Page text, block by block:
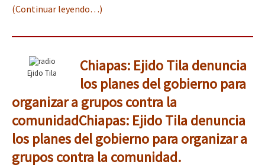
(Continuar leyendo…)
Ejido Tila
Chiapas: Ejido Tila denuncia
los planes del gobierno para
organizar a grupos contra la
comunidadChiapas: Ejido Tila denuncia
los planes del gobierno para organizar a
grupos contra la comunidad.